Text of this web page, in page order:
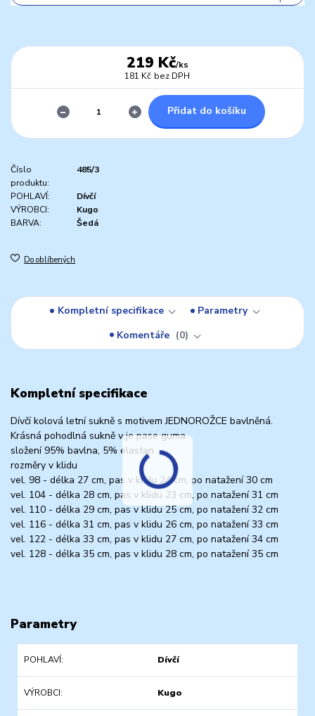
219 Kč/ks
181 Kč bez DPH
Přidat do košíku
Číslo
produktu:
485/3
POHLAVÍ:
Dívčí
VÝROBCI:
Kugo
BARVA:
Šedá
Do oblíbených
Kompletní specifikace
Parametry
Komentáře
0
Kompletní specifikace
Dívčí kolová letní sukně s motivem JEDNOROŽCE bavlněná.
Krásná pohodlná sukně v je pase guma
složení 95% bavlna, 5% elastan
rozměry v klidu
vel. 98 - délka 27 cm, pas v klidu 24 cm, po natažení 30 cm
vel. 104 - délka 28 cm, pas v klidu 23 cm, po natažení 31 cm
vel. 110 - délka 29 cm, pas v klidu 25 cm, po natažení 32 cm
vel. 116 - délka 31 cm, pas v klidu 26 cm, po natažení 33 cm
vel. 122 - délka 33 cm, pas v klidu 27 cm, po natažení 34 cm
vel. 128 - délka 35 cm, pas v klidu 28 cm, po natažení 35 cm
Parametry
POHLAVÍ Dívčí
VÝROBCI Kugo